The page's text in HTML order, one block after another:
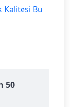
Kalitesi Bu
50